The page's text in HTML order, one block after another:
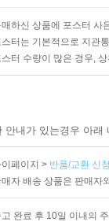
매하신 상품에 포스터 사
스터는 기본적으로 지관
스터 수량이 많은 경우,
내가 있는경우 아
이페이지 > 반품/교환 신
매자 배송 상품은 판매자
고 완료 후 10일 이내의